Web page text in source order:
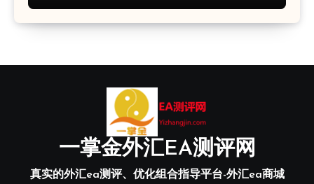
一掌金外汇EA测评网
真实的外汇ea测评、优化组合指导平台-外汇ea商城